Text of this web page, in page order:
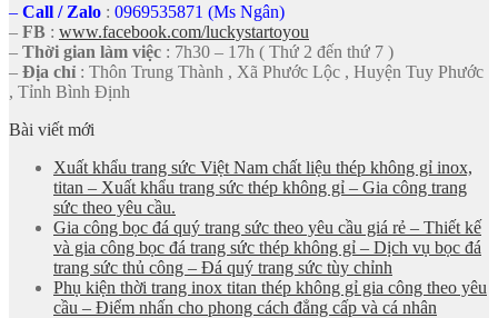
– Call / Zalo : 0969535871 (Ms Ngân)
– FB : www.facebook.com/luckystartoyou
– Thời gian làm việc : 7h30 – 17h ( Thứ 2 đến thứ 7 )
– Địa chỉ : Thôn Trung Thành , Xã Phước Lộc , Huyện Tuy Phước
, Tỉnh Bình Định
Bài viết mới
Xuất khẩu trang sức Việt Nam chất liệu thép không gỉ inox,
titan – Xuất khẩu trang sức thép không gỉ – Gia công trang
sức theo yêu cầu.
Gia công bọc đá quý trang sức theo yêu cầu giá rẻ – Thiết kế
và gia công bọc đá trang sức thép không gỉ – Dịch vụ bọc đá
trang sức thủ công – Đá quý trang sức tùy chỉnh
Phụ kiện thời trang inox titan thép không gỉ gia công theo yêu
cầu – Điểm nhấn cho phong cách đẳng cấp và cá nhân